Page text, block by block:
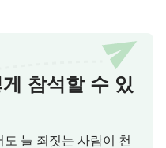
참석할 수 있
늘 죄짓는 사람이 천